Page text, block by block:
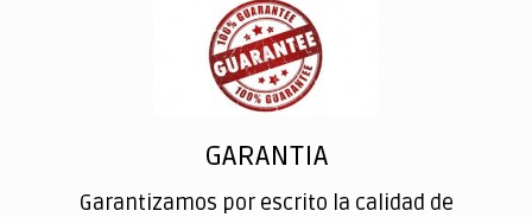
GARANTIA
Garantizamos por escrito la calidad de